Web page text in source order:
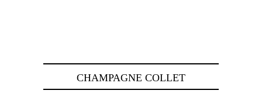
CHAMPAGNE COLLET